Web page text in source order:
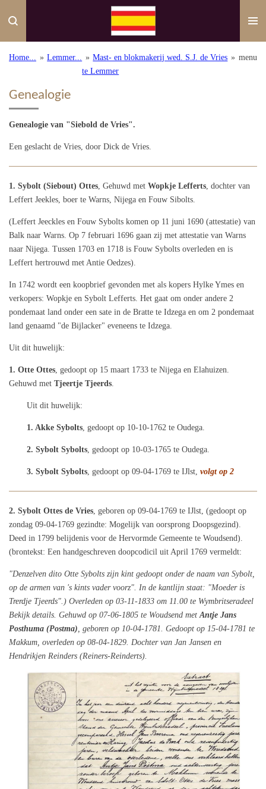
direct
de
Home... » Lemmer... » Mast- en blokmakerij wed. S.J. de Vries
te Lemmer
» menu
Genealogie
Genealogie van "Siebold de Vries".
Een geslacht de Vries, door Dick de Vries.
1. Sybolt (Siebout) Ottes, Gehuwd met Wopkje Lefferts, dochter van
Leffert Jeekles, boer te Warns, Nijega en Fouw Sibolts.
(Leffert Jeeckles en Fouw Sybolts komen op 11 juni 1690 (attestatie) van
Balk naar Warns. Op 7 februari 1696 gaan zij met attestatie van Warns
naar Nijega. Tussen 1703 en 1718 is Fouw Sybolts overleden en is
Leffert hertrouwd met Antie Oedzes).
In 1742 wordt een koopbrief gevonden met als kopers Hylke Ymes en
verkopers: Wopkje en Sybolt Lefferts. Het gaat om onder andere 2
pondemaat land onder een sate in de Bratte te Idzega en om 2 pondemaat
land genaamd "de Bijlacker" eveneens te Idzega.
Uit dit huwelijk:
1. Otte Ottes, gedoopt op 15 maart 1733 te Nijega en Elahuizen.
Gehuwd met Tjeertje Tjeerds.
Uit dit huwelijk:
1. Akke Sybolts, gedoopt op 10-10-1762 te Oudega.
2. Sybolt Sybolts, gedoopt op 10-03-1765 te Oudega.
3. Sybolt Sybolts, gedoopt op 09-04-1769 te IJlst, volgt op 2
2. Sybolt Ottes de Vries, geboren op 09-04-1769 te IJlst, (gedoopt op
zondag 09-04-1769 gezindte: Mogelijk van oorsprong Doopsgezind).
Deed in 1799 belijdenis voor de Hervormde Gemeente te Woudsend).
(brontekst: Een handgeschreven doopcodicil uit April 1769 vermeldt:
"Denzelven dito Otte Sybolts zijn kint gedoopt onder de naam van Sybolt,
op de armen van 's kints vader voorz". In de kantlijn staat: "Moeder is
Trerdje Tjeerds".) Overleden op 03-11-1833 om 11.00 te Wymbritseradeel
Bekijk details. Gehuwd op 07-06-1805 te Woudsend metAntje Jans
Posthuma (Postma), geboren op 10-04-1781. Gedoopt op 15-04-1781 te
Makkum, overleden op 08-04-1829. Dochter van Jan Jansen en
Hendrikjen Reinders (Reiners-Reinderts).